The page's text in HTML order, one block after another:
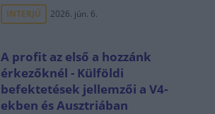
INTERJÚ 2026. jún. 6.
A profit az első a hozzánk
érkezőknél - Külföldi
befektetések jellemzői a V4-
ekben és Ausztriában